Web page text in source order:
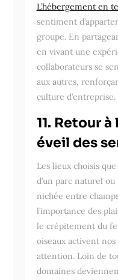
L’hébergement en
sentiment
groupe. En
en vivant une
collaborateurs se
aux autres,
culture d’entreprise.
11. Retour
éveil des
Les lieux choisis
d’un parc naturel
nichée entre
l’importance des
le crépitement du
oiseaux activent
attention. Loin de
domaines